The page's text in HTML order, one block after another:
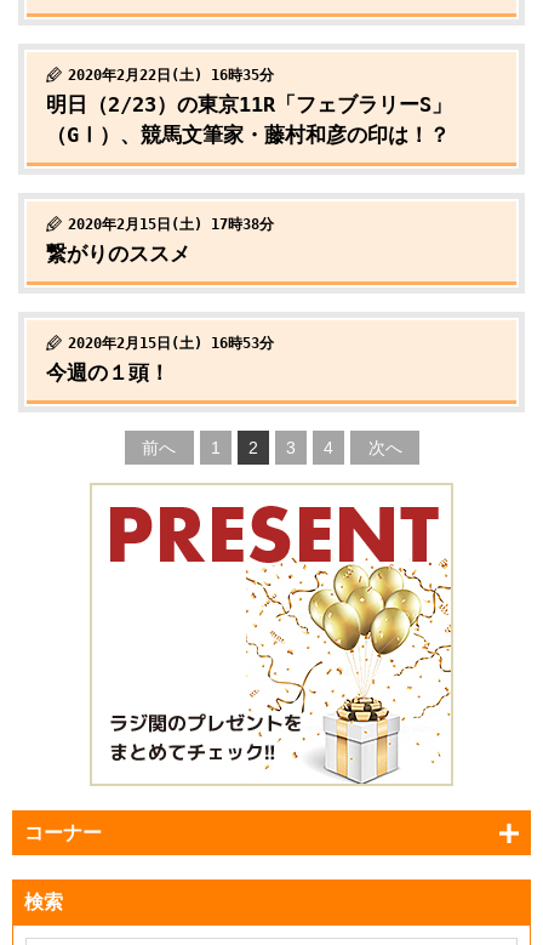
2020年2月22日(土) 16時35分
明日（2/23）の東京11R「フェブラリーS」
（GⅠ）、競馬文筆家・藤村和彦の印は！？
2020年2月15日(土) 17時38分
繋がりのススメ
2020年2月15日(土) 16時53分
今週の１頭！
前へ 1 2 3 4 次へ
コーナー
検索